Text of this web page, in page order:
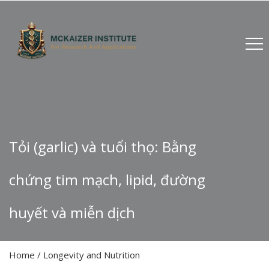
Tỏi (garlic) và tuổi thọ: Bằng
chứng tim mạch, lipid, đường
huyết và miễn dịch
Home / Longevity and Nutrition